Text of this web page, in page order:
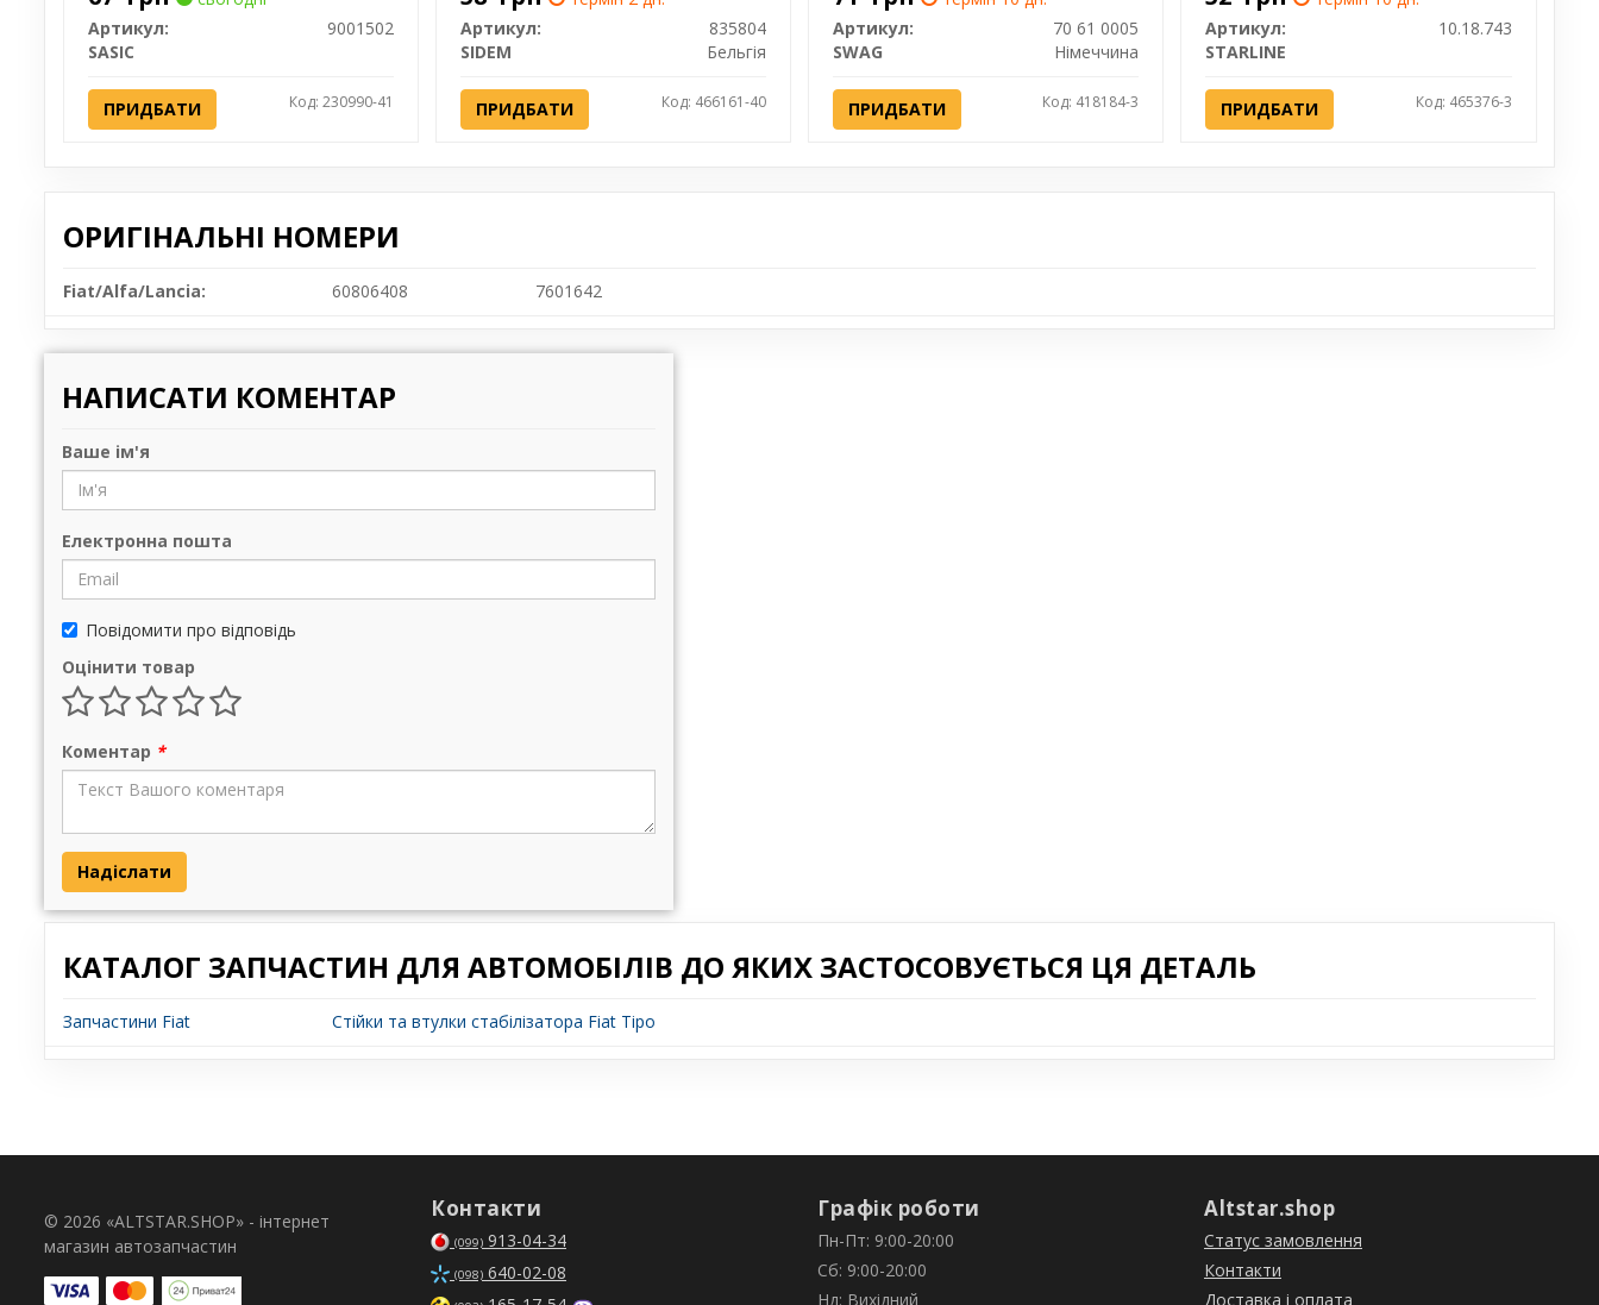
Артикул:
9001502
SASIC
ПРИДБАТИ Код: 230990-41
Артикул:
835804
SIDEM
Бельгія
ПРИДБАТИ Код: 466161-40
Артикул:
70 61 0005
SWAG
Німеччина
ПРИДБАТИ Код: 418184-3
Артикул:
10.18.743
STARLINE
ПРИДБАТИ Код: 465376-3
ОРИГІНАЛЬНІ НОМЕРИ
Fiat/Alfa/Lancia: 60806408 7601642
НАПИСАТИ КОМЕНТАР
Ваше ім'я
Електронна пошта
Повідомити про відповідь
Оцінити товар
Коментар *
Надіслати
КАТАЛОГ ЗАПЧАСТИН ДЛЯ АВТОМОБІЛІВ ДО ЯКИХ ЗАСТОСОВУЄТЬСЯ ЦЯ ДЕТАЛЬ
Запчастини Fiat Стійки та втулки стабілізатора Fiat Tipo
© 2026 «ALTSTAR.SHOP» - інтернет
магазин автозапчастин
Контакти
(099) 913-04-34
(098) 640-02-08
Графік роботи
Пн-Пт: 9:00-20:00
Сб: 9:00-20:00
Нд: Вихідний
Altstar.shop
Статус замовлення
Контакти
Доставка і оплата